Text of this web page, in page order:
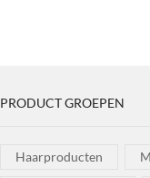
PRODUCT GROEPEN
Haarproducten